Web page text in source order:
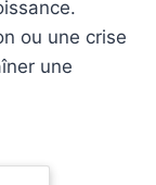
ou une crise
une